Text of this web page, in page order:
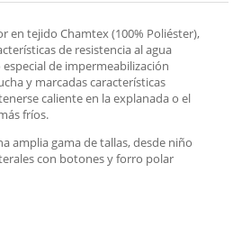
en tejido Chamtex (100% Poliéster),
de resistencia al agua
de impermeabilización
y marcadas características
caliente en la explanada o el
fríos.
amplia gama de tallas, desde niño
con botones y forro polar